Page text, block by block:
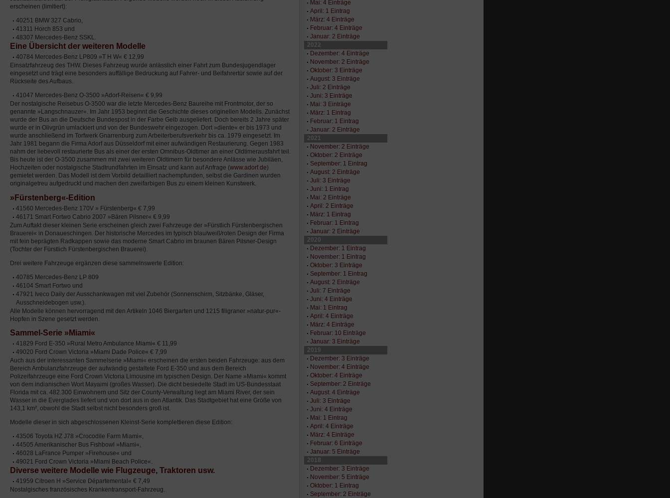
Mai: 4 Einträge
April: 1 Eintrag
März: 4 Einträge
Februar: 4 Einträge
Januar: 2 Einträge
2022
Dezember: 4 Einträge
November: 2 Einträge
Oktober: 3 Einträge
August: 3 Einträge
Juli: 2 Einträge
Juni: 3 Einträge
Mai: 3 Einträge
März: 1 Eintrag
Februar: 1 Eintrag
Januar: 2 Einträge
2021
November: 2 Einträge
Oktober: 2 Einträge
September: 1 Eintrag
August: 2 Einträge
Juli: 3 Einträge
Juni: 1 Eintrag
Mai: 2 Einträge
April: 2 Einträge
März: 1 Eintrag
Februar: 1 Eintrag
Januar: 2 Einträge
2020
Dezember: 1 Eintrag
November: 1 Eintrag
Oktober: 3 Einträge
September: 1 Eintrag
August: 2 Einträge
Juli: 7 Einträge
Juni: 4 Einträge
Mai: 1 Eintrag
April: 4 Einträge
März: 4 Einträge
Februar: 10 Einträge
Januar: 3 Einträge
2019
Dezember: 3 Einträge
November: 4 Einträge
Oktober: 4 Einträge
September: 2 Einträge
August: 4 Einträge
Juli: 3 Einträge
Juni: 4 Einträge
Mai: 1 Eintrag
April: 4 Einträge
März: 4 Einträge
Februar: 6 Einträge
Januar: 5 Einträge
2018
Dezember: 3 Einträge
November: 5 Einträge
Oktober: 1 Eintrag
September: 2 Einträge
erscheinen (limitiert):
40251 BMW 327 Cabrio,
41311 Horch 853 und
48307 Mercedes-Benz SSKL.
Eine Übersicht der weiteren Modelle
40784 Mercedes-Benz LP809 »T H W« € 12,99
Einsatzfahrzeug des THW. Dieses Fahrzeug wurde anlässlich einer Fahrt zum Bundesjugendlager
eingesetzt und trägt eine besonders auffällige Bedruckung auf Fahrer- und Beifahrertür sowie auf der
Rückseite des Aufbaus.
41047 Mercedes-Benz O-3500 »Adorf-Reisen« € 9,99
Der nostalgische Reisebus O-3500 war die letzte Mercedes-Benz Baureihe mit Frontmotor, der so
genannte »Langschnauzer«. Im Jahr 1953 beginnt die Geschichte dieses originellen Modells. Zunächst
wurde der Bus an die Deutsche Bundespost in der Farbe Gelb ausgeliefert. Doch bereits 2 Jahre später
wurde er in Olivgrün umlackiert und von der Bundeswehr eingezogen. Dort »diente« er bis 1973 und
wurde anschließend im Torfwerk Gnarrenburg zum Arbeiterberufsverkehr bis ca. 1979 eingesetzt. Im
Jahr 1981 begann die Firma Adorf aus Düsseldorf mit einer aufwändigen Restaurierung. Gegen 1983
nahm der liebevoll restaurierte Bus als einer der ersten Omnibus-Oldtimer an einer Oldtimerausfahrt teil.
Bis heute ist der O-3500 zusammen mit zwei weiteren Oldtimern für besondere Anlässe wie Jubiläen,
Hochzeiten oder nostalgische Stadtrundfahrten im Einsatz und kann auf Anfrage (www.adorf.de)
gemietet werden. Das Modell ist dem Vorbild detailliert nachempfunden, selbst die Gardinen wurden
originalgetreu aufgedruckt und machen den zweifarbigen Bus zu einem kleinen Kunstwerk.
»Fürstenberg«-Edition
41560 Mercedes-Benz 170V » Fürstenberg« € 7,99
46171 Smart Fortwo Cabrio 2007 »Bären Pilsner« € 9,99
Zum Auftakt dieser kleinen Serie erscheinen gleich zwei Fahrzeuge der »Fürstlich Fürstenbergischen
Brauerei« in Donaueschingen. Der historische Mercedes im typisch blau/weiß/roten Design der Firma
mit fein beprägten Radkappen sowie das moderne Smart Cabrio im braunen Bären Pilsner-Design
(Tochter der Fürstlich Fürstenbergischen Brauerei).
Drei weitere Fahrzeuge ergänzen diese sammelnswerte Edition:
40785 Mercedes-Benz LP 809
46104 Smart Fortwo und
47921 Iveco Daily der Ausschankwagen mit viel Zubehör (Sonnenschirm, Sitzbänke, Gläser,
Ausschneidebogen usw.).
Alle Modelle können hervorragend mit den Artikeln 1046 Biergarten und 1215 filigraner »natur-pur«-
Hopfen in Szene gesetzt werden.
Sammel-Serie »Miami«
41829 Ford E-350 »Rural Metro Ambulance Miami« € 11,99
49020 Ford Crown Victoria »Miami Dade Police« € 7,99
Auch aus der interessanten Sammelserie »Miami« erscheinen die ersten beiden Fahrzeuge: aus dem
Bereich Ambulanzfahrzeuge der aufwändig gestaltete Ford E-350 und aus dem Bereich
Polizeifahrzeuge eine Ford Crown Victoria Limousine im typischen Design. Der Name »Miami« kommt
von dem indianischen Wort Mayaimi (großes Wasser). Die dicht besiedelte Stadt im US-Bundesstaat
Florida mit ca. 482.300 Einwohnern und Sitz der County-Verwaltung liegt am Miami River, der sein
Wasser in die Everglades liefert und von dort aus in den Atlantik. Das Stadtgebiet hat eine Größe von
143,1 km², obwohl die Stadt selbst nicht besonders groß ist.
Modelle dieser in sich abgeschlossenen Kleinst-Serie komplettieren diese Edition:
43506 Toyota HZ J78 »Crocodile Farm Miami«,
44505 Amerikanischer Bus Fishbowl »Miami«,
46028 LaFrance Pumper »Firehouse« und
49021 Ford Crown Victoria »Miami Beach Police«.
Diverse weitere Modelle wie Flugzeuge, Traktoren usw.
41959 Citroen H »Service Départemental« € 7,49
Nostalgisches französisches Krankentransport-Fahrzeug.